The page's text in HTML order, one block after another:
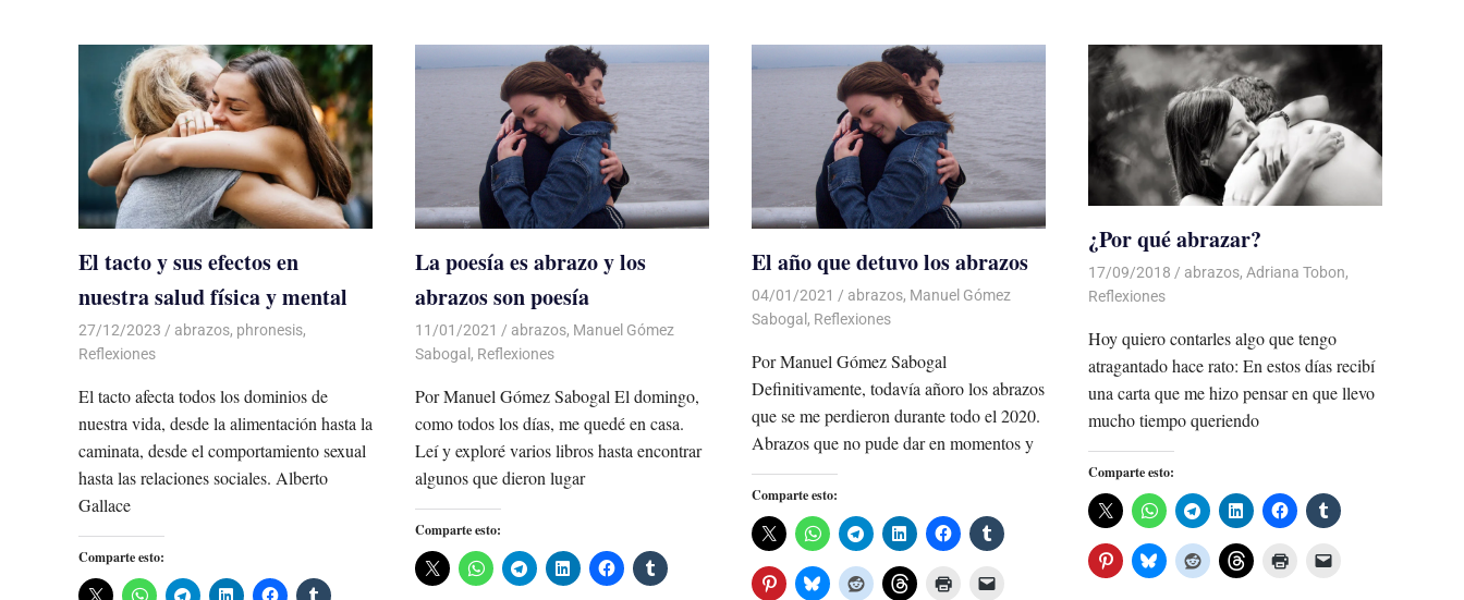
El tacto y sus efectos en
nuestra salud física y mental
27/12/2023 De todo un Poco
abrazos, phronesis,
Reflexiones
El tacto afecta todos los dominios de
nuestra vida, desde la alimentación hasta la
caminata, desde el comportamiento sexual
hasta las relaciones sociales. Alberto
Gallace
Comparte esto:
La poesía es abrazo y los
abrazos son poesía
11/01/2021 De todo un Poco
abrazos, Manuel Gómez
Sabogal , Reflexiones
Por Manuel Gómez Sabogal El domingo,
como todos los días, me quedé en casa.
Leí y exploré varios libros hasta encontrar
algunos que dieron lugar
Comparte esto:
El año que detuvo los abrazos
04/01/2021 De todo un Poco
abrazos, Manuel Gómez
Sabogal , Reflexiones
Por Manuel Gómez Sabogal
Definitivamente, todavía añoro los abrazos
que se me perdieron durante todo el 2020.
Abrazos que no pude dar en momentos y
Comparte esto:
¿Por qué abrazar?
17/09/2018 De todo un Poco
abrazos, Adriana Tobon,
Reflexiones
Hoy quiero contarles algo que tengo
atragantado hace rato: En estos días recibí
una carta que me hizo pensar en que llevo
mucho tiempo queriendo
Comparte esto: